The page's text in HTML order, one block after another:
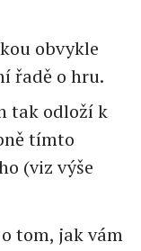
obvykle
řadě o hru.
tak odloží k
tímto
(viz výše
tom, jak vám